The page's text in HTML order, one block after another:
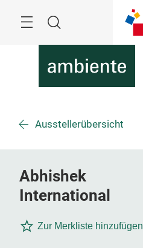
Suche
Ausstellerübersicht
Abhishek
International
Zur Merkliste hinzufügen